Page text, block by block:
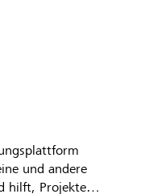
und andere
hilft, Projekte